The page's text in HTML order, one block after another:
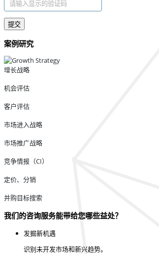
提交
案例研究
增长战略
机会评估
客户评估
市场进入战略
市场推广战略
竞争情报（CI）
定价、分销
并购目标搜索
我们的咨询服务能带给您哪些益处？
发掘新机遇
识别未开发市场和新兴趋势。